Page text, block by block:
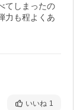
てしまったの
力も程よくあ
いいね 1